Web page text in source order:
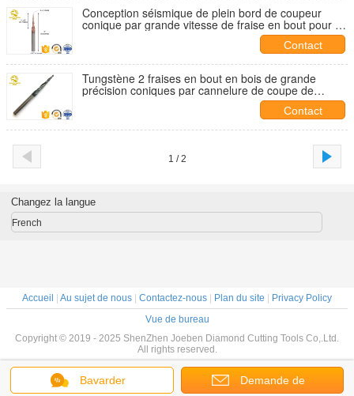
Conception séismique de plein bord de coupeur
conique par grande vitesse de fraise en bout pour le
Contact
Tungstène 2 fraises en bout en bois de grande
précision coniques par cannelure de coupe de
Contact
1 / 2
Bavarder Demande de
Changez la langue
French
Accueil Au sujet de nous Contactez-nous Plan du site
Privacy Policy
Vue de bureau
Copyright © 2019 - 2025 ShenZhen Joeben Diamond Cutting Tools Co,.Ltd.
All rights reserved.